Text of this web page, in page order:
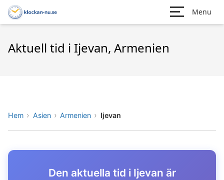
Menu
Aktuell tid i Ijevan, Armenien
Hem Asien Armenien Ijevan
Den aktuella tid i Ijevan är